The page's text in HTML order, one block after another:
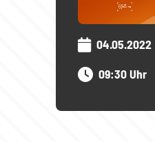
04.05.2022
09:30 Uhr